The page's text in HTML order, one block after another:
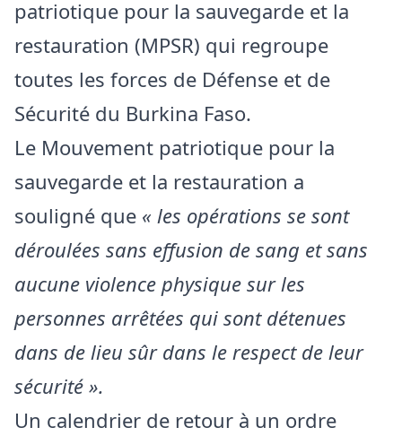
patriotique pour la sauvegarde et la
restauration (MPSR) qui regroupe
toutes les forces de Défense et de
Sécurité du Burkina Faso.
Le Mouvement patriotique pour la
sauvegarde et la restauration a
souligné que « les opérations se sont
déroulées sans effusion de sang et sans
aucune violence physique sur les
personnes arrêtées qui sont détenues
dans de lieu sûr dans le respect de leur
sécurité ».
Un calendrier de retour à un ordre